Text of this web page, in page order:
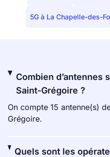
5G à La Chapelle-des-
Combien d’antennes
Saint-Grégoire ?
On compte 15 antenne(s)
Grégoire.
Quels sont les